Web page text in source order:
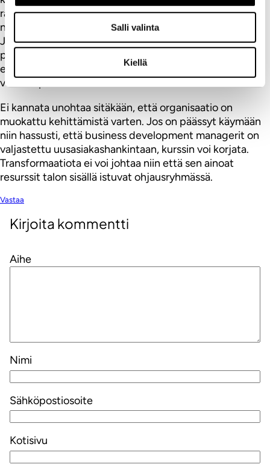
Salli valinta
Kiellä
ratkaisu voi löytyä dokumentinhallinnasta jossa on
nykyaikaiset rajapinnat ja valmiita laajennuspalikoita.
Järjestelmäkehityksessäkin voisi olla kaksi rinnakkaista
polkua: nykyjärjestelmän seuraava tuotantoversio ja
evoluutiomalli, joka korvaa nykyjärjestelmät parin
vuoden päästä.
Ei kannata unohtaa sitäkään, että organisaatio on
muokattu kehittämistä varten. Jos on päässyt käymään
niin hassusti, että business development managerit on
valjastettu uusasiakashankintaan, kurssin voi korjata.
Transformaatiota ei voi johtaa niin että sen ainoat
resurssit talon sisällä istuvat ohjausryhmässä.
Vastaa
Kirjoita kommentti
Aihe
Nimi
Sähköpostiosoite
Kotisivu